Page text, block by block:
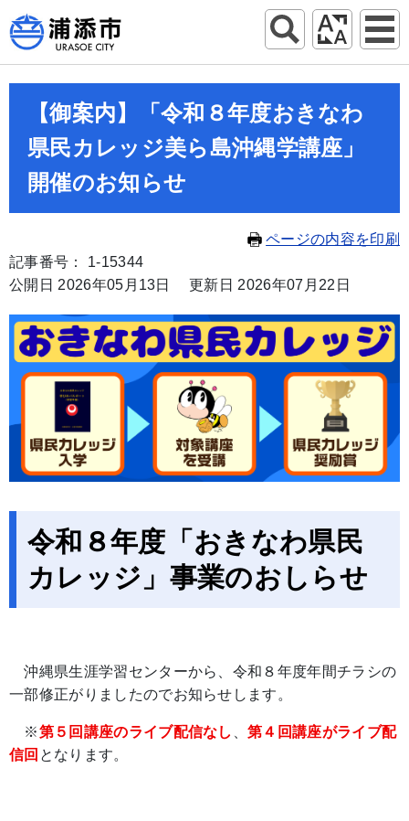
【御案内】「令和８年度おきなわ
県民カレッジ美ら島沖縄学講座」
開催のお知らせ
ページの内容を印刷
記事番号： 1-15344
公開日 2026年05月13日
更新日 2026年07月22日
令和８年度「おきなわ県民
カレッジ」事業のおしらせ
沖縄県生涯学習センターから、令和８年度年間チラシの
一部修正がりましたのでお知らせします。
※第５回講座のライブ配信なし 、第４回講座がライブ配
信回 となります。